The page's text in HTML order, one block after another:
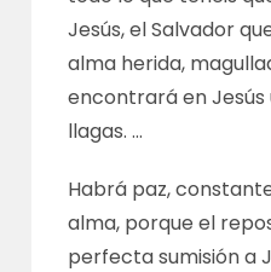
Jesús, el Salvador
alma herida,
encontrará en Jesús
llagas. …
Habrá paz,
alma, porque el
perfecta sumisión a